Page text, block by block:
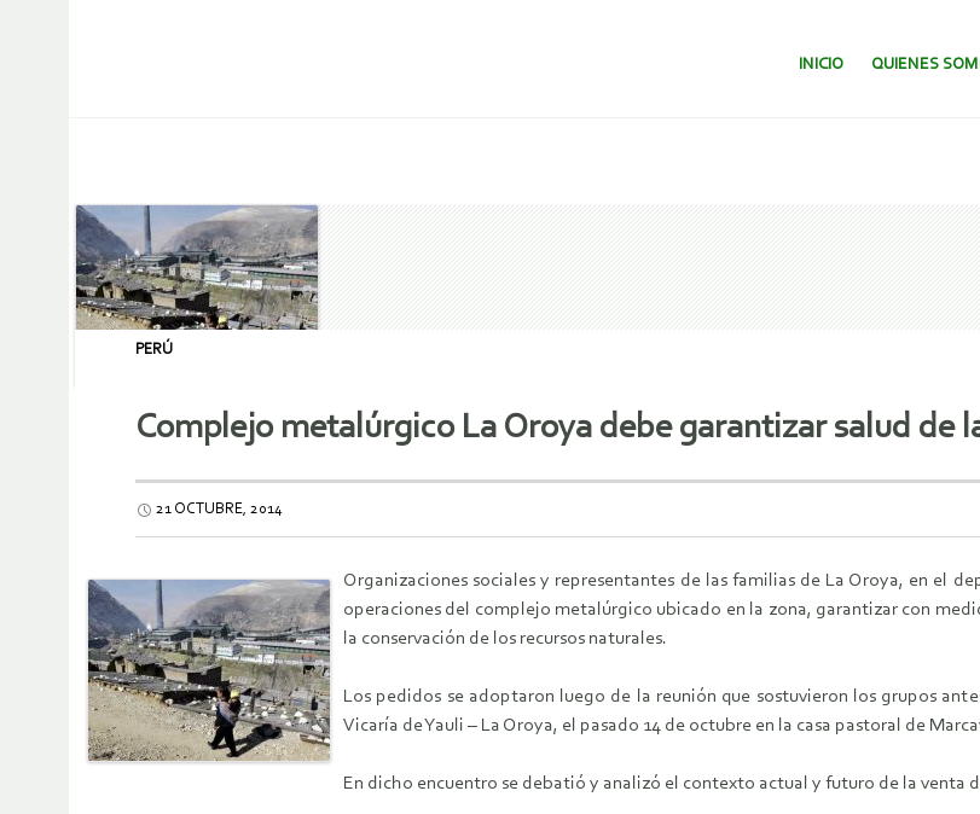
SALTAR AL CONTENIDO.
INICIO QUIENES
PERÚ
Complejo metalúrgico La Oroya debe garantizar salud de
21 OCTUBRE, 2014
Organizaciones sociales y representantes de las familias de La Oroya, en el
operaciones del complejo metalúrgico ubicado en la zona, garantizar con
la conservación de los recursos naturales.
Los pedidos se adoptaron luego de la reunión que sostuvieron los grupos
Vicaría de Yauli – La Oroya, el pasado 14 de octubre en la casa pastoral de
En dicho encuentro se debatió y analizó el contexto actual y futuro de la venta